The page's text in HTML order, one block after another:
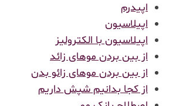
اپیدرم
اپیلاسیون
اپیلاسیون با الکترولیز
از بین بردن موهای زائد
از بین بردن موهای زائو بدن
از کجا بدانیم شپش داریم